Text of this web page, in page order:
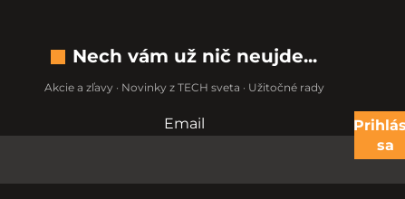
Nech vám už nič neujde...
Akcie a zľavy · Novinky z TECH sveta · Užitočné rady
Nevypĺňajte toto pole:
Email
sa